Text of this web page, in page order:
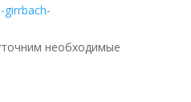
необходимые